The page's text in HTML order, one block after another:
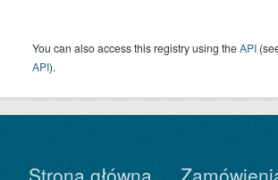
You can also access this registry using theAPI
API).
Strona główna